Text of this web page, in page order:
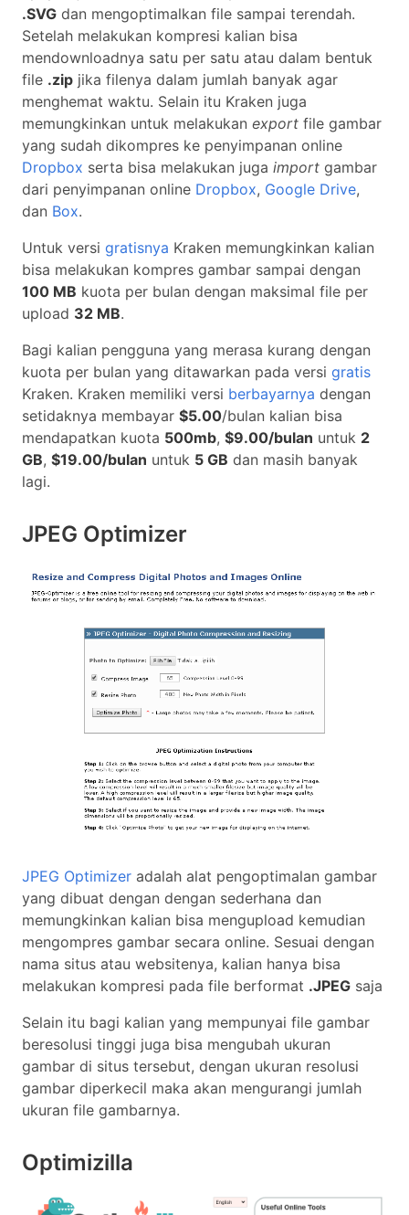
.SVG dan mengoptimalkan file sampai terendah.
Setelah melakukan kompresi kalian bisa
mendownloadnya satu per satu atau dalam bentuk
file .zip jika filenya dalam jumlah banyak agar
menghemat waktu. Selain itu Kraken juga
memungkinkan untuk melakukan export file gambar
yang sudah dikompres ke penyimpanan online
Dropbox serta bisa melakukan juga import gambar
dari penyimpanan online Dropbox, Google Drive,
dan Box.
Untuk versi gratisnya Kraken memungkinkan kalian
bisa melakukan kompres gambar sampai dengan
100 MB kuota per bulan dengan maksimal file per
upload 32 MB.
Bagi kalian pengguna yang merasa kurang dengan
kuota per bulan yang ditawarkan pada versi gratis
Kraken. Kraken memiliki versi berbayarnya dengan
setidaknya membayar $5.00/bulan kalian bisa
mendapatkan kuota 500mb, $9.00/bulan untuk 2
GB, $19.00/bulan untuk 5 GB dan masih banyak
lagi.
JPEG Optimizer
JPEG Optimizer adalah alat pengoptimalan gambar
yang dibuat dengan dengan sederhana dan
memungkinkan kalian bisa mengupload kemudian
mengompres gambar secara online. Sesuai dengan
nama situs atau websitenya, kalian hanya bisa
melakukan kompresi pada file berformat .JPEG saja
Selain itu bagi kalian yang mempunyai file gambar
beresolusi tinggi juga bisa mengubah ukuran
gambar di situs tersebut, dengan ukuran resolusi
gambar diperkecil maka akan mengurangi jumlah
ukuran file gambarnya.
Optimizilla